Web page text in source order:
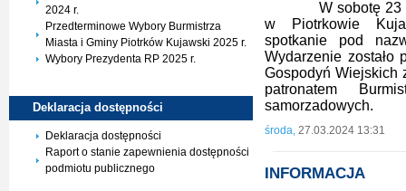
2024 r.
Przedterminowe Wybory Burmistrza
Miasta i Gminy Piotrków Kujawski 2025 r.
Wybory Prezydenta RP 2025 r.
Deklaracja dostępności
Deklaracja dostępności
Raport o stanie zapewnienia dostępności
podmiotu publicznego
W sobotę 23
w Piotrkowie
spotkanie pod
Wydarzenie zostało
Gospodyń Wiejskich
patronatem
samorzadowych.
środa, 27.03.2024 13:31
INFORMACJA